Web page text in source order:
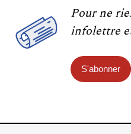
Pour ne
infolettre
S'abonner